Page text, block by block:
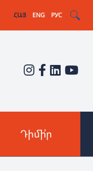
ՀԱՅ ENG РУС
Դիմի՛ր